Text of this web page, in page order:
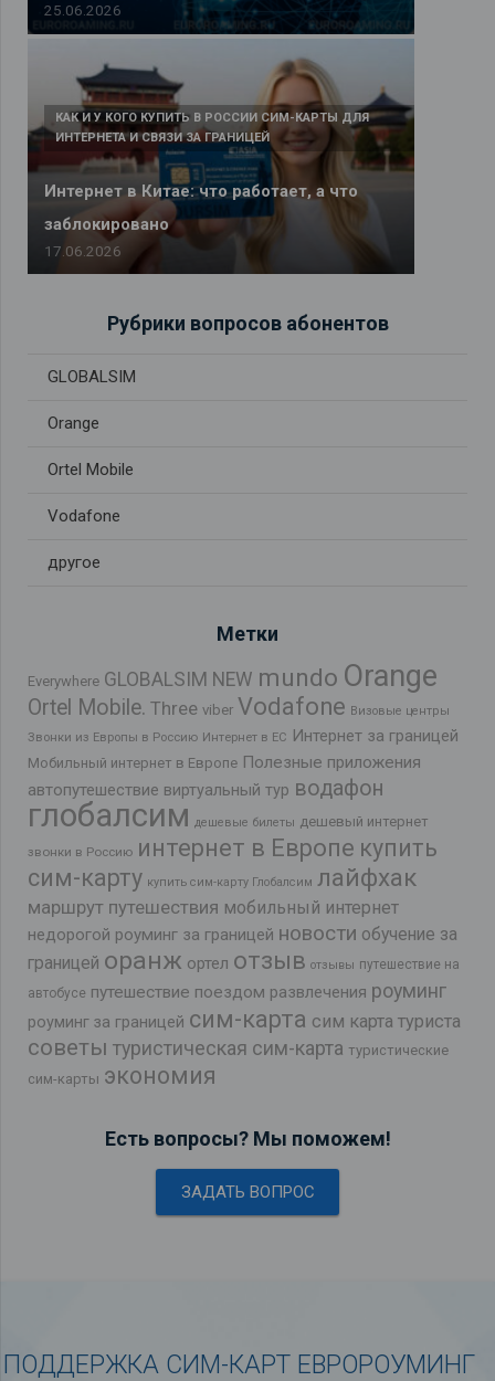
25.06.2026
Интернет в Китае: что работает, а что
заблокировано
КАК И У КОГО КУПИТЬ В РОССИИ СИМ-КАРТЫ ДЛЯ
ИНТЕРНЕТА И СВЯЗИ ЗА ГРАНИЦЕЙ
17.06.2026
Рубрики вопросов абонентов
GLOBALSIM
Orange
Ortel Mobile
Vodafone
другое
Метки
Everywhere GLOBALSIM NEW mundo Orange
Ortel Mobile. Three viber Vodafone Визовые центры
Звонки из Европы в Россию Интернет в ЕС Интернет за границей
Мобильный интернет в Европе Полезные приложения
автопутешествие виртуальный тур водафон
глобалсим дешевые билеты дешевый интернет
звонки в Россию интернет в Европе купить
сим-карту купить сим-карту Глобалсим лайфхак
маршрут путешествия мобильный интернет
недорогой роуминг за границей новости обучение за
границей оранж ортел отзыв отзывы путешествие на
автобусе путешествие поездом развлечения роуминг
роуминг за границей сим-карта сим карта туриста
советы туристическая сим-карта туристические
сим-карты экономия
Есть вопросы? Мы поможем!
ЗАДАТЬ ВОПРОС
ПОДДЕРЖКА СИМ-КАРТ ЕВРОРОУМИНГ